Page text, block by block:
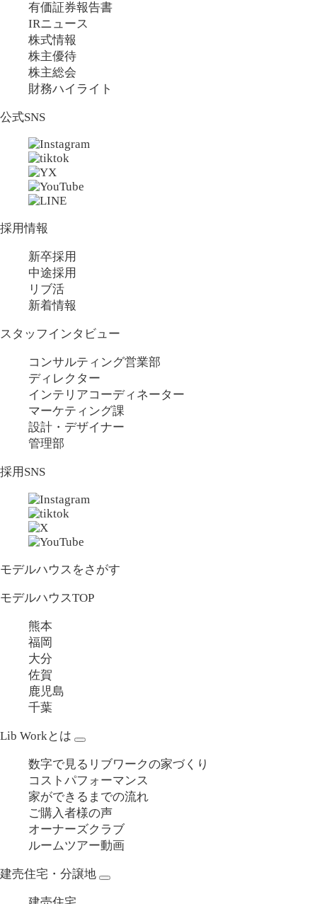
有価証券報告書
IRニュース
株式情報
株主優待
株主総会
財務ハイライト
公式SNS
採用情報
新卒採用
中途採用
リブ活
新着情報
スタッフインタビュー
コンサルティング営業部
ディレクター
インテリアコーディネーター
マーケティング課
設計・デザイナー
管理部
採用SNS
モデルハウスをさがす
モデルハウスTOP
熊本
福岡
大分
佐賀
鹿児島
千葉
Lib Workとは
数字で見るリブワークの家づくり
コストパフォーマンス
家ができるまでの流れ
ご購入者様の声
オーナーズクラブ
ルームツアー動画
建売住宅・分譲地